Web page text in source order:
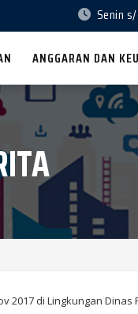
Senin
ANGGARAN DAN